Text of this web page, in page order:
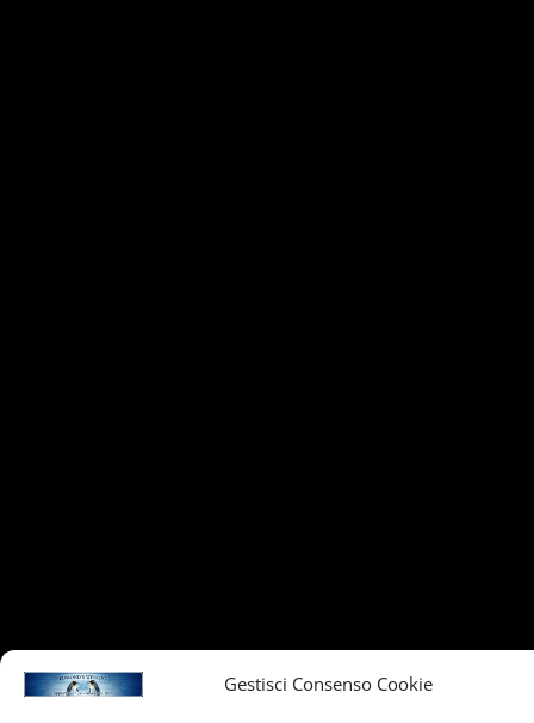
Gestisci Consenso Cookie